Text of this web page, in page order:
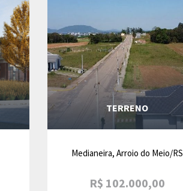
TERRENO
Medianeira, Arroio do Meio/RS
R$ 102.000,00